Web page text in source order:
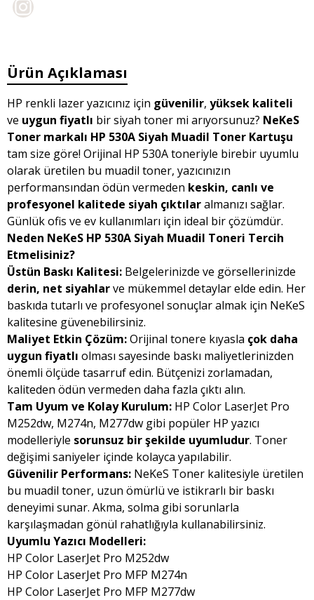
Ürün Açıklaması
HP renkli lazer yazıcınız için güvenilir, yüksek kaliteli
ve uygun fiyatlı bir siyah toner mi arıyorsunuz? NeKeS
Toner markalı HP 530A Siyah Muadil Toner Kartuşu
tam size göre! Orijinal HP 530A toneriyle birebir uyumlu
olarak üretilen bu muadil toner, yazıcınızın
performansından ödün vermeden keskin, canlı ve
profesyonel kalitede siyah çıktılaralmanızı sağlar.
Günlük ofis ve ev kullanımları için ideal bir çözümdür.
Neden NeKeS HP 530A Siyah Muadil Toneri Tercih
Etmelisiniz?
Üstün Baskı Kalitesi: Belgelerinizde ve görsellerinizde
derin, net siyahlarve mükemmel detaylar elde edin. Her
baskıda tutarlı ve profesyonel sonuçlar almak için NeKeS
kalitesine güvenebilirsiniz.
Maliyet Etkin Çözüm:Orijinal tonere kıyasla çok daha
uygun fiyatlı olması sayesinde baskı maliyetlerinizden
önemli ölçüde tasarruf edin. Bütçenizi zorlamadan,
kaliteden ödün vermeden daha fazla çıktı alın.
Tam Uyum ve Kolay Kurulum: HP Color LaserJet Pro
M252dw, M274n, M277dw gibi popüler HP yazıcı
modelleriyle sorunsuz bir şekilde uyumludur. Toner
değişimi saniyeler içinde kolayca yapılabilir.
Güvenilir Performans: NeKeS Toner kalitesiyle üretilen
bu muadil toner, uzun ömürlü ve istikrarlı bir baskı
deneyimi sunar. Akma, solma gibi sorunlarla
karşılaşmadan gönül rahatlığıyla kullanabilirsiniz.
Uyumlu Yazıcı Modelleri:
HP Color LaserJet Pro M252dw
HP Color LaserJet Pro MFP M274n
HP Color LaserJet Pro MFP M277dw